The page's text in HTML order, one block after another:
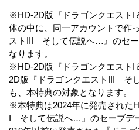
※HD-2D版『ドラゴンクエストI
体の中に、同一アカウントで作
ストIII そして伝説へ…』のセー
なります。
※HD-2D版『ドラゴンクエストI
2D版『ドラゴンクエストIII そ
も、本特典の対象となります。
※本特典は2024年に発売された
I そして伝説へ…』のセーブデ